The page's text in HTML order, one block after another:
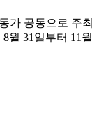
가 공동으로 주최
8월 31일부터 11월